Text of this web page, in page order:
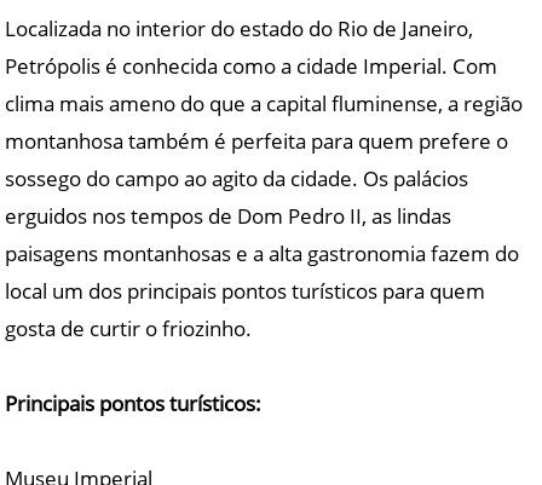
Localizada no interior do estado do Rio de Janeiro,
Petrópolis é conhecida como a cidade Imperial. Com
clima mais ameno do que a capital fluminense, a região
montanhosa também é perfeita para quem prefere o
sossego do campo ao agito da cidade. Os palácios
erguidos nos tempos de Dom Pedro II, as lindas
paisagens montanhosas e a alta gastronomia fazem do
local um dos principais pontos turísticos para quem
gosta de curtir o friozinho.
Principais pontos turísticos:
Museu Imperial